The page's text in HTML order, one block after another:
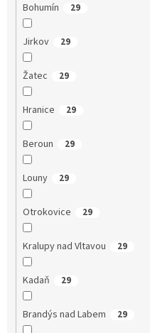
Bohumín 29
Jirkov 29
Žatec 29
Hranice 29
Beroun 29
Louny 29
Otrokovice 29
Kralupy nad Vltavou 29
Kadaň 29
Brandýs nad Labem 29